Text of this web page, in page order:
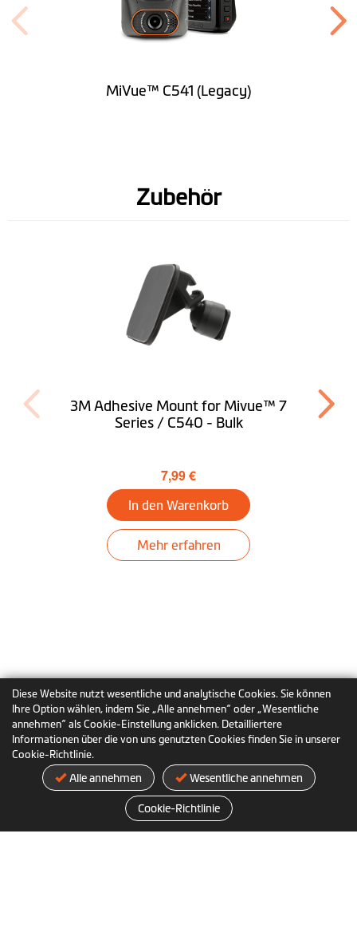
Diese Website nutzt wesentliche und analytische Cookies. Sie können
Ihre Option wählen, indem Sie „Alle annehmen“ oder „Wesentliche
annehmen“ als Cookie-Einstellung anklicken. Detailliertere
Informationen über die von uns genutzten Cookies finden Sie in unserer
Cookie-Richtlinie.
Alle annehmen Wesentliche annehmen
Cookie-Richtlinie
MiVue™ C541 (Legacy)
Zubehör
3M Adhesive Mount for Mivue™ 7
Series / C540 - Bulk
7,99 €
In den Warenkorb
Mehr erfahren
Empfohlene Produkte